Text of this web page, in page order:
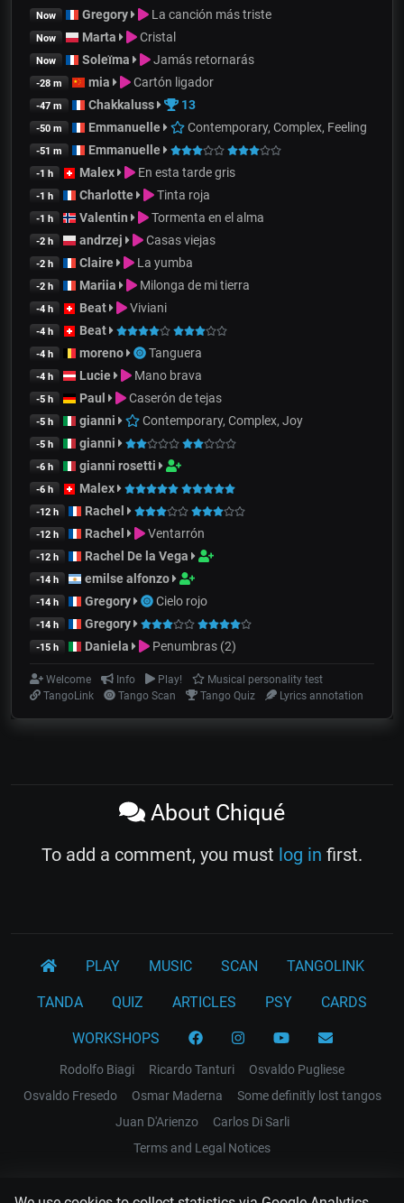
Now Gregory La canción más triste
Now Marta Cristal
Now Soleïma Jamás retornarás
-28 m mia Cartón ligador
-47 m Chakkaluss 13
-50 m Emmanuelle Contemporary, Complex, Feeling
-51 m Emmanuelle
-1 h Malex En esta tarde gris
-1 h Charlotte Tinta roja
-1 h Valentin Tormenta en el alma
-2 h andrzej Casas viejas
-2 h Claire La yumba
-2 h Mariia Milonga de mi tierra
-4 h Beat Viviani
-4 h Beat
-4 h moreno Tanguera
-4 h Lucie Mano brava
-5 h Paul Caserón de tejas
-5 h gianni Contemporary, Complex, Joy
-5 h gianni
-6 h gianni rosetti
-6 h Malex
-12 h Rachel
-12 h Rachel Ventarrón
-12 h Rachel De la Vega
-14 h emilse alfonzo
-14 h Gregory Cielo rojo
-14 h Gregory
-15 h Daniela Penumbras (2)
Welcome Info Play!
Musical personality test
TangoLink
Tango Scan Tango Quiz Lyrics annotation
About Chiqué
To add a comment, you must log in first.
PLAY MUSIC SCAN TANGOLINK
TANDA QUIZ ARTICLES PSY CARDS
WORKSHOPS
Rodolfo Biagi Ricardo Tanturi
Osvaldo Pugliese
Osvaldo Fresedo
Osmar Maderna
Some definitly lost tangos
Juan D'Arienzo
Carlos Di Sarli
Terms and Legal Notices
EL RECODO TANGO